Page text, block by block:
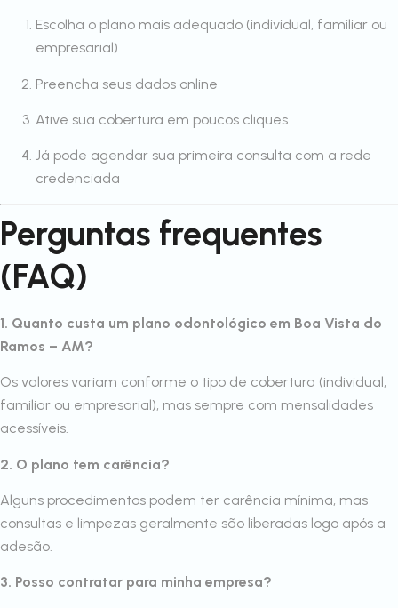
Escolha o plano mais adequado (individual, familiar ou
empresarial)
Preencha seus dados online
Ative sua cobertura em poucos cliques
Já pode agendar sua primeira consulta com a rede
credenciada
Perguntas frequentes
(FAQ)
1. Quanto custa um plano odontológico em Boa Vista do
Ramos – AM?
Os valores variam conforme o tipo de cobertura (individual,
familiar ou empresarial), mas sempre com mensalidades
acessíveis.
2. O plano tem carência?
Alguns procedimentos podem ter carência mínima, mas
consultas e limpezas geralmente são liberadas logo após a
adesão.
3. Posso contratar para minha empresa?